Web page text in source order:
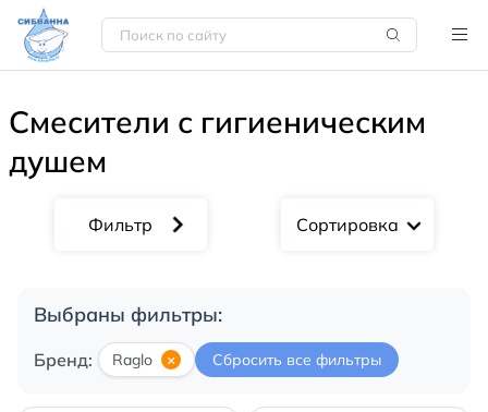
Смесители с гигиеническим
душем
Сортировка
Выбраны фильтры:
Бренд: Raglo × Сбросить все фильтры